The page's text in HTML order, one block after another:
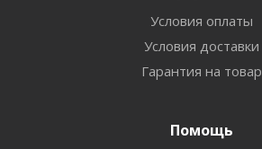
Условия оплаты
Условия доставки
Гарантия на товар
Помощь